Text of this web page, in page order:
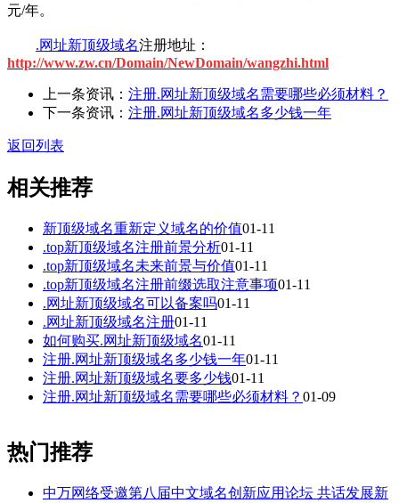
元/年。
.网址新顶级域名注册地址：
http://www.zw.cn/Domain/NewDomain/wangzhi.html
上一条资讯： 注册.网址新顶级域名需要哪些必须材料？
下一条资讯： 注册.网址新顶级域名多少钱一年
返回列表
相关推荐
新顶级域名重新定义域名的价值01-11
.top新顶级域名注册前景分析01-11
.top新顶级域名未来前景与价值01-11
.top新顶级域名注册前缀选取注意事项01-11
.网址新顶级域名可以备案吗01-11
.网址新顶级域名注册01-11
如何购买.网址新顶级域名01-11
注册.网址新顶级域名多少钱一年01-11
注册.网址新顶级域名要多少钱01-11
注册.网址新顶级域名需要哪些必须材料？ 01-09
热门推荐
中万网络受邀第八届中文域名创新应用论坛 共话发展新